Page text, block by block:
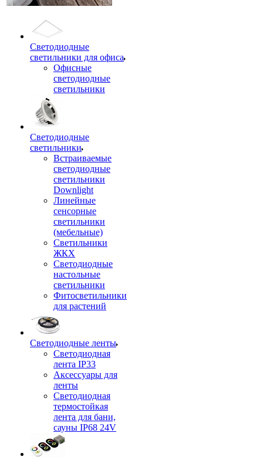
Светодиодные
светильники для офиса
Офисные
светодиодные
светильники
Светодиодные
светильники
Встраиваемые
светодиодные
светильники
Downlight
Линейные
сенсорные
светильники
(мебельные)
Светильники
ЖКХ
Светодиодные
настольные
светильники
Фитосветильники
для растений
Светодиодные ленты
Светодиодная
лента IP33
Аксессуары для
ленты
Светодиодная
термостойкая
лента для бани,
сауны IP68 24V